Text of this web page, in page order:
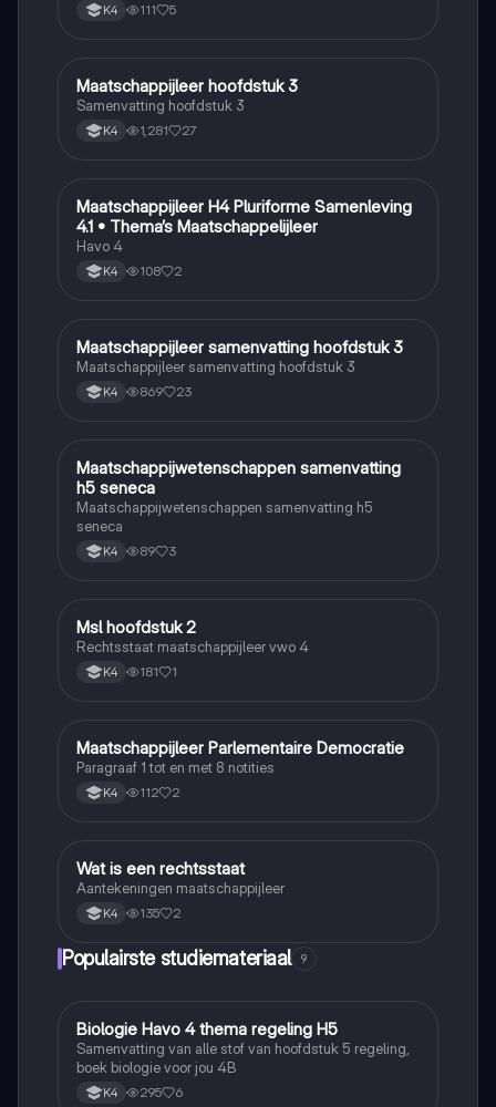
K4 111 5
Maatschappijleer
Maatschappijleer hoofdstuk 3
Samenvatting hoofdstuk 3
K4 1,281 27
Maatschappijleer
Maatschappijleer H4 Pluriforme Samenleving
4.1 • Thema’s Maatschappelijleer
Havo 4
K4 108 2
Maatschappijleer
Maatschappijleer samenvatting hoofdstuk 3
Maatschappijleer samenvatting hoofdstuk 3
K4 869 23
Maatschappijleer
Maatschappijwetenschappen samenvatting
h5 seneca
Maatschappijwetenschappen samenvatting h5
seneca
K4 89 3
Maatschappijleer
Msl hoofdstuk 2
Rechtsstaat maatschappijleer vwo 4
K4 181 1
Maatschappijleer
Maatschappijleer Parlementaire Democratie
Paragraaf 1 tot en met 8 notities
K4 112 2
Maatschappijleer
Wat is een rechtsstaat
Aantekeningen maatschappijleer
K4 135 2
Populairste studiemateriaal 9
Biologie
Biologie Havo 4 thema regeling H5
Samenvatting van alle stof van hoofdstuk 5 regeling,
boek biologie voor jou 4B
K4 295 6